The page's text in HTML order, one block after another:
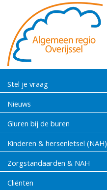
Stel je vraag
Nieuws
Gluren bij de buren
Kinderen & hersenletsel (NAH)
Zorgstandaarden & NAH
Cliënten